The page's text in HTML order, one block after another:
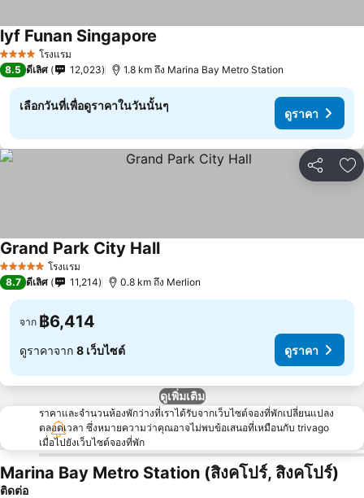
4 ดาว โรงแรม
lyf Funan Singapore
8.5 ดีเลิศ 12,023 1.8 km ถึง Marina Bay Metro Station
เลือกวันที่เพื่อดูราคาในวันนั้นๆ
ดูราคา
แชร์ เ
5 ดาว โรงแรม
Grand Park City Hall
8.7 ดีเลิศ 11,214 0.8 km ถึง Merlion
จาก ฿6,414
ดูราคาจาก 8 เว็บไซต์ ดูราคา
ดูเพิ่มเติม
ราคาและจำนวนห้องพักว่างที่เราได้รับจากเว็บไซต์จองที่พักเปลี่ยนแปลง
ตลอดเวลา ซึ่งหมายความว่าคุณอาจไม่พบข้อเสนอที่เหมือนกับ trivago
เมื่อไปยังเว็บไซต์จองที่พัก
Marina Bay Metro Station (สิงคโปร์, สิงคโปร์)
ติดต่อ